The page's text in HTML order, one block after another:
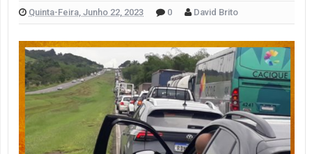
Quinta-Feira, Junho 22, 2023 0 David Brito